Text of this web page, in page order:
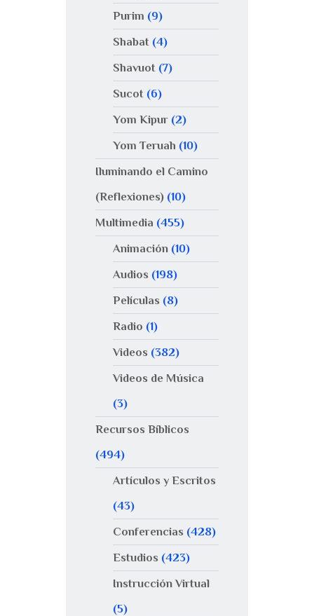
Purim (9)
Shabat (4)
Shavuot (7)
Sucot (6)
Yom Kipur(2)
Yom Teruah (10)
Iluminando el Camino
(Reflexiones) (10)
Multimedia (455)
Animación(10)
Audios (198)
Películas (8)
Radio (1)
Videos (382)
Videos de Música
(3)
Recursos Bíblicos
(494)
Artículos y Escritos
(43)
Conferencias (428)
Estudios (423)
Instrucción Virtual
(5)